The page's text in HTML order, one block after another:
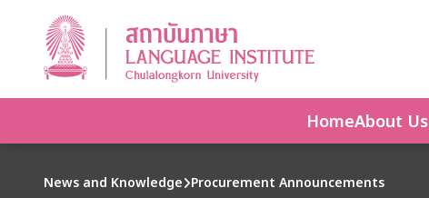
HomeAbout Us
News and Knowledge Procurement Announcements